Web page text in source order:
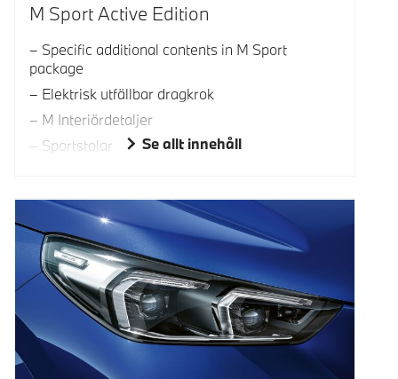
M Sport Active Edition
Specific additional contents in M Sport
package
Elektrisk utfällbar dragkrok
M Interiördetaljer
Sportstolar
Se allt innehåll